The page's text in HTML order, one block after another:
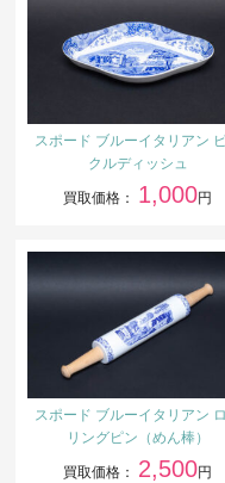
スポード ブルーイタリアン
クルディッシュ
買取価格： 1,000円
スポード ブルーイタリアン
リングピン（めん棒）
買取価格： 2,500円